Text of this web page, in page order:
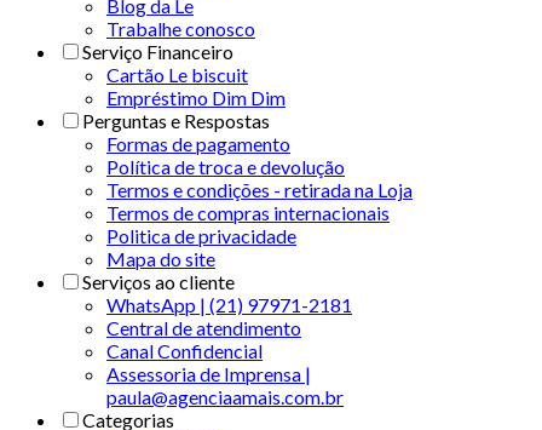
Blog da Le
Trabalhe conosco
Serviço Financeiro
Cartão Le biscuit
Empréstimo Dim Dim
Perguntas e Respostas
Formas de pagamento
Política de troca e devolução
Termos e condições - retirada na Loja
Termos de compras internacionais
Politica de privacidade
Mapa do site
Serviços ao cliente
WhatsApp | (21) 97971-2181
Central de atendimento
Canal Confidencial
Assessoria de Imprensa |
paula@agenciaamais.com.br
Categorias